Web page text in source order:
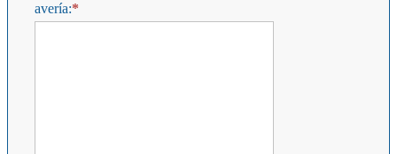
avería: